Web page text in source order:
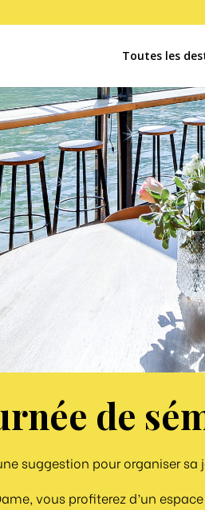
Toutes les
de
suggestion pour organiser sa
vous profiterez d’un